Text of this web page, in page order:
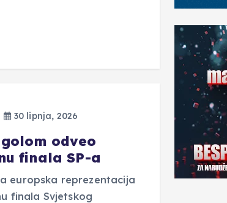
30 lipnja, 2026
odveo
finala SP-a
europska reprezentacija
finala Svjetskog